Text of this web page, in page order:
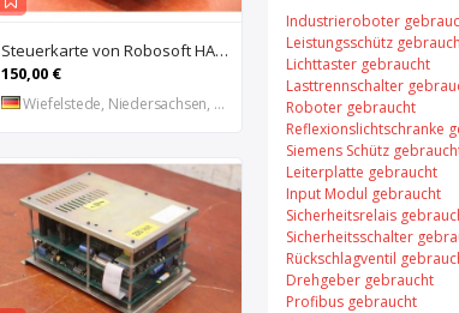
Steuerkarte von Robosoft HACO – HACC 013 PPES 30135
150,00 €
Wiefelstede, Niedersachsen, DE
Industrieroboter
Leistungsschütz
Lichttaster gebraucht
Lasttrennschalter
Roboter gebraucht
Reflexionslichtschranke
Siemens Schütz
Leiterplatte gebraucht
Input Modul gebraucht
Sicherheitsrelais
Sicherheitsschalter
Rückschlagventil
Drehgeber gebraucht
Profibus gebraucht